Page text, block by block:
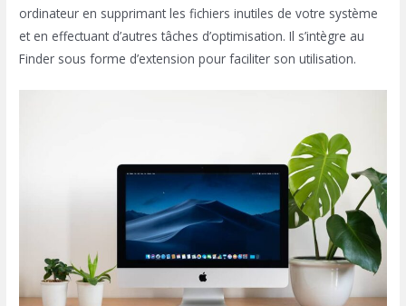
ordinateur en supprimant les fichiers inutiles de votre système
et en effectuant d’autres tâches d’optimisation. Il s’intègre au
Finder sous forme d’extension pour faciliter son utilisation.